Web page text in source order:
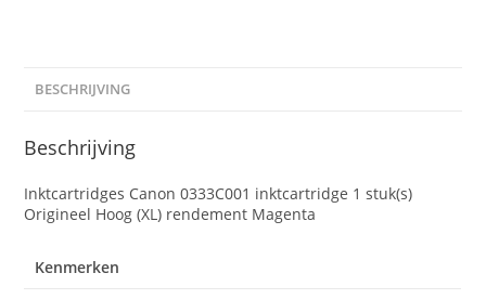
BESCHRIJVING
Beschrijving
Inktcartridges Canon 0333C001 inktcartridge 1 stuk(s)
Origineel Hoog (XL) rendement Magenta
Kenmerken